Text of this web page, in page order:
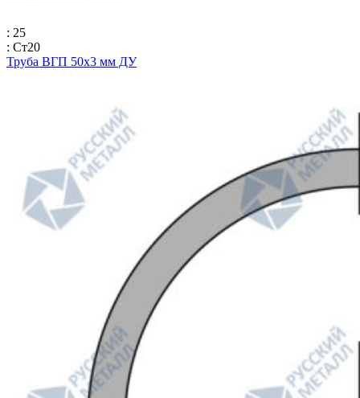
: 25
: Ст20
Труба ВГП 50х3 мм ДУ